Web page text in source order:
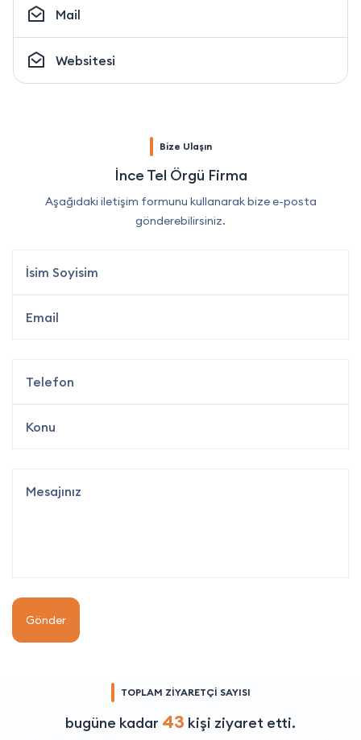
Mail
Websitesi
Bize Ulaşın
İnce Tel Örgü Firma
Aşağıdaki iletişim formunu kullanarak bize e-posta
gönderebilirsiniz.
Gönder
TOPLAM ZİYARETÇİ SAYISI
bugüne kadar 43 kişi ziyaret etti.